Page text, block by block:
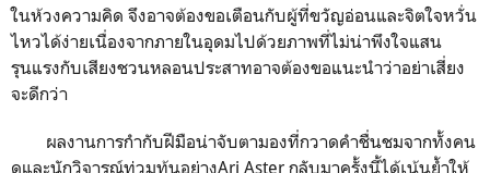
ในห้วงความคิด จึงอาจต้องขอเตือนกับผู้ที่ขวัญอ่อนและจิตใจหวั่น
ไหวได้ง่ายเนื่องจากภายในอุดมไปด้วยภาพที่ไม่น่าพึงใจแสน
รุนแรงกับเสียงชวนหลอนประสาทอาจต้องขอแนะนำว่าอย่าเสี่ยง
จะดีกว่า
ผลงานการกำกับฝีมือน่าจับตามองที่กวาดคำชื่นชมจากทั้งคน
ดูและนักวิจารณ์ท่วมท้นอย่างAri Aster กลับมาครั้งนี้ได้เน้นย้ำให้